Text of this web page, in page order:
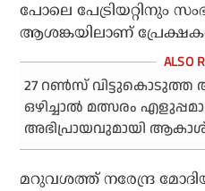
പോലെ പേട്രിയറ്റിനും
ആശങ്കയിലാണ്
27 റണ്‍സ്
ഒഴിച്ചാല്‍ മത്സരം
അഭിപ്രായവുമായി
മറുവശത്ത് നരേന്ദ്ര